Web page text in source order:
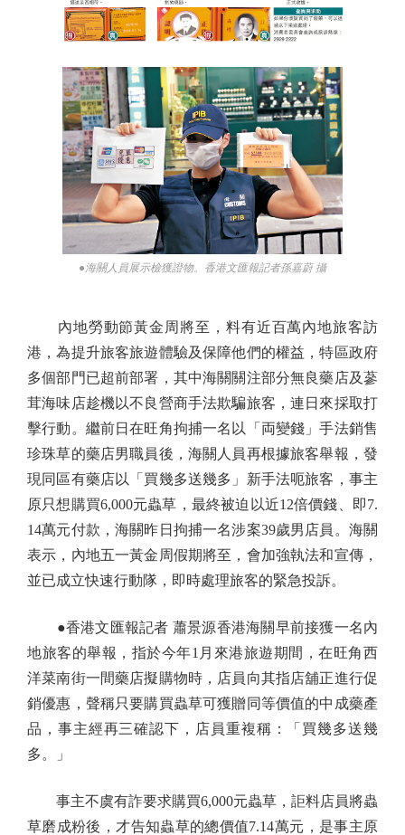
●海關人員展示檢獲證物。香港文匯報記者孫嘉蔚 攝
內地勞動節黃金周將至，料有近百萬內地旅客訪
港，為提升旅客旅遊體驗及保障他們的權益，特區政府
多個部門已超前部署，其中海關關注部分無良藥店及蔘
茸海味店趁機以不良營商手法欺騙旅客，連日來採取打
擊行動。繼前日在旺角拘捕一名以「両變錢」手法銷售
珍珠草的藥店男職員後，海關人員再根據旅客舉報，發
現同區有藥店以「買幾多送幾多」新手法呃旅客，事主
原只想購買6,000元蟲草，最終被迫以近12倍價錢、即7.
14萬元付款，海關昨日拘捕一名涉案39歲男店員。海關
表示，內地五一黃金周假期將至，會加強執法和宣傳，
並已成立快速行動隊，即時處理旅客的緊急投訴。
●香港文匯報記者 蕭景源香港海關早前接獲一名內
地旅客的舉報，指於今年1月來港旅遊期間，在旺角西
洋菜南街一間藥店擬購物時，店員向其指店舖正進行促
銷優惠，聲稱只要購買蟲草可獲贈同等價值的中成藥產
品，事主經再三確認下，店員重複稱：「買幾多送幾
多。」
事主不虞有詐要求購買6,000元蟲草，詎料店員將蟲
草磨成粉後，才告知蟲草的總價值7.14萬元，是事主原